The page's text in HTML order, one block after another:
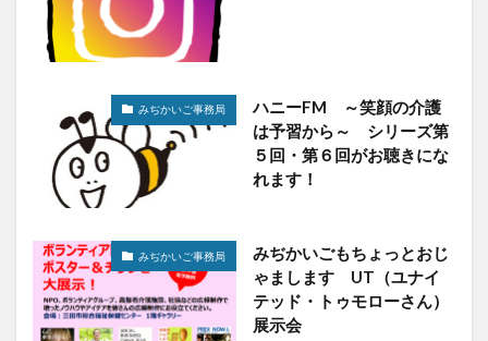
みぢかいご事務局
ハニーFM ～笑顔の介護
は予習から～ シリーズ第
５回・第６回がお聴きにな
れます！
みぢかいご事務局
みぢかいごもちょっとおじ
ゃまします UT（ユナイ
テッド・トゥモローさん）
展示会